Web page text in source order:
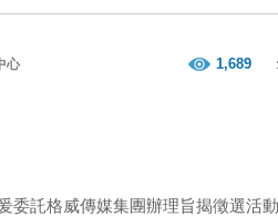
心 1,689
託格威傳媒集團辦理旨揭徵選活動